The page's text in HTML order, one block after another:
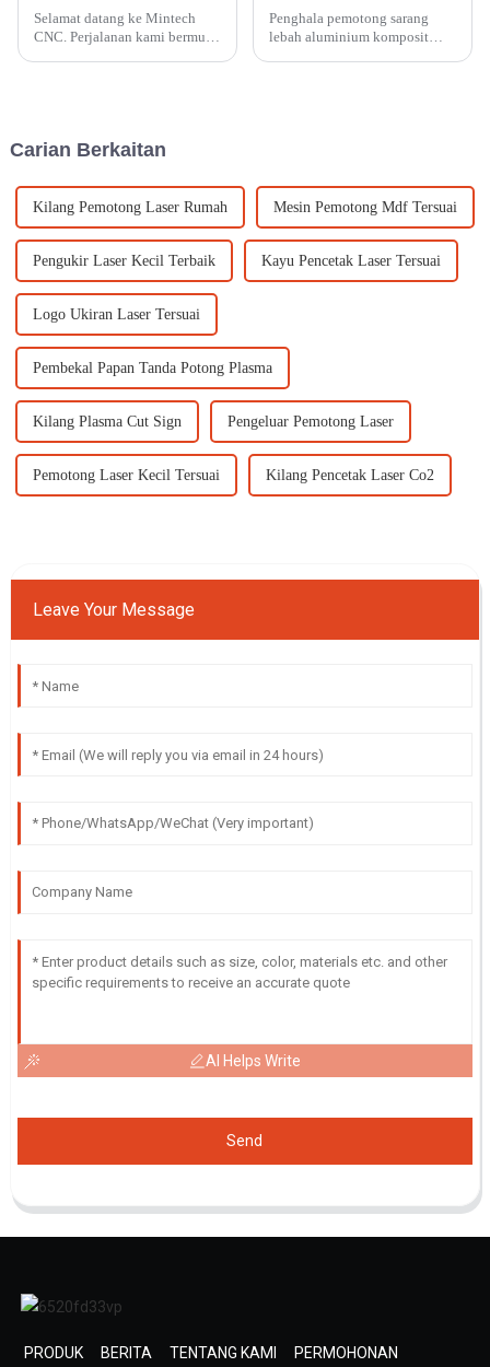
Selamat datang ke Mintech
CNC. Perjalanan kami bermula
dan plasti kejuruteraan...
Penghala pemotong sarang
lebah aluminium komposit
Carian Berkaitan
Kilang Pemotong Laser Rumah Mesin Pemotong Mdf Tersuai
Pengukir Laser Kecil Terbaik Kayu Pencetak Laser Tersuai
Logo Ukiran Laser Tersuai
Pembekal Papan Tanda Potong Plasma
Kilang Plasma Cut Sign Pengeluar Pemotong Laser
Pemotong Laser Kecil Tersuai Kilang Pencetak Laser Co2
Leave Your Message
AI Helps Write
Send
PRODUK BERITA TENTANG KAMI PERMOHONAN